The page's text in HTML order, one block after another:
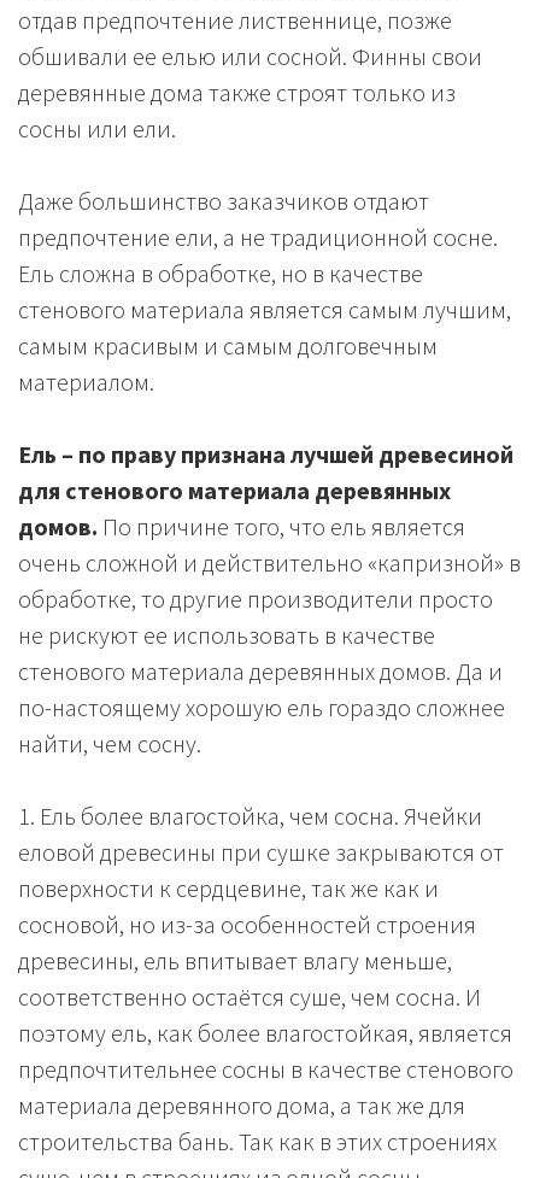
отдав предпочтение лиственнице, позже
обшивали ее елью или сосной. Финны свои
деревянные дома также строят только из
сосны или ели.
Даже большинство заказчиков отдают
предпочтение ели, а не традиционной сосне.
Ель сложна в обработке, но в качестве
стенового материала является самым лучшим,
самым красивым и самым долговечным
материалом.
Ель – по праву признана лучшей древесиной
для стенового материала деревянных
домов. По причине того, что ель является
очень сложной и действительно «капризной» в
обработке, то другие производители просто
не рискуют ее использовать в качестве
стенового материала деревянных домов. Да и
по-настоящему хорошую ель гораздо сложнее
найти, чем сосну.
1. Ель более влагостойка, чем сосна. Ячейки
еловой древесины при сушке закрываются от
поверхности к сердцевине, так же как и
сосновой, но из-за особенностей строения
древесины, ель впитывает влагу меньше,
соответственно остаётся суше, чем сосна. И
поэтому ель, как более влагостойкая, является
предпочтительнее сосны в качестве стенового
материала деревянного дома, а так же для
строительства бань. Так как в этих строениях